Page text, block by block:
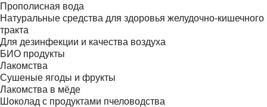
Прополисная вода
Натуральные средства для здоровья желудочно-кишечного
тракта
Для дезинфекции и качества воздуха
БИО продукты
Лакомства
Сушеные ягоды и фрукты
Лакомства в мёде
Шоколад с продуктами пчеловодства